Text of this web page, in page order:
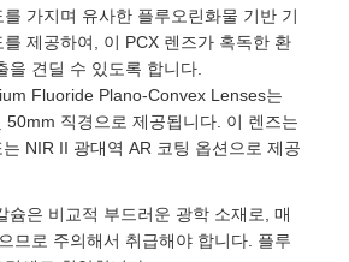
가지며 유사한 플루오린화물 기반 기
제공하여, 이 PCX 렌즈가 혹독한 환
을 견딜 수 있도록 합니다.
Fluoride Plano-Convex Lenses는
직경으로 제공됩니다. 이 렌즈는
NIR II 광대역 AR 코팅 옵션으로 제공
슘은 비교적 부드러운 광학 소재로, 매
므로 주의해서 취급해야 합니다. 플루